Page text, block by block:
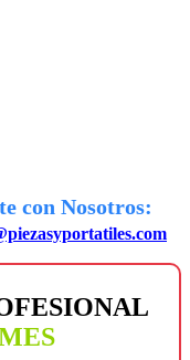
con Nosotros: